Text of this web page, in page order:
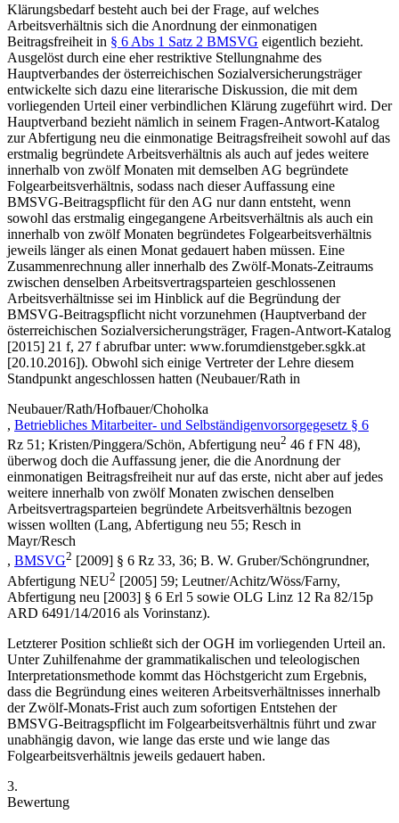
Klärungsbedarf besteht auch bei der Frage, auf welches
Arbeitsverhältnis sich die Anordnung der einmonatigen
Beitragsfreiheit in § 6 Abs 1 Satz 2 BMSVG eigentlich bezieht.
Ausgelöst durch eine eher restriktive Stellungnahme des
Hauptverbandes der österreichischen Sozialversicherungsträger
entwickelte sich dazu eine literarische Diskussion, die mit dem
vorliegenden Urteil einer verbindlichen Klärung zugeführt wird. Der
Hauptverband bezieht nämlich in seinem Fragen-Antwort-Katalog
zur Abfertigung neu die einmonatige Beitragsfreiheit sowohl auf das
erstmalig begründete Arbeitsverhältnis als auch auf jedes weitere
innerhalb von zwölf Monaten mit demselben AG begründete
Folgearbeitsverhältnis, sodass nach dieser Auffassung eine
BMSVG-Beitragspflicht für den AG nur dann entsteht, wenn
sowohl das erstmalig eingegangene Arbeitsverhältnis als auch ein
innerhalb von zwölf Monaten begründetes Folgearbeitsverhältnis
jeweils länger als einen Monat gedauert haben müssen. Eine
Zusammenrechnung aller innerhalb des Zwölf-Monats-Zeitraums
zwischen denselben Arbeitsvertragsparteien geschlossenen
Arbeitsverhältnisse sei im Hinblick auf die Begründung der
BMSVG-Beitragspflicht nicht vorzunehmen (Hauptverband der
österreichischen Sozialversicherungsträger, Fragen-Antwort-Katalog
[2015] 21 f, 27 f abrufbar unter: www.forumdienstgeber.sgkk.at
[20.10.2016]). Obwohl sich einige Vertreter der Lehre diesem
Standpunkt angeschlossen hatten (Neubauer/Rath in
Neubauer/Rath/Hofbauer/Choholka
, Betriebliches Mitarbeiter- und Selbständigenvorsorgegesetz § 6
Rz 51 ; Kristen/Pinggera/Schön, Abfertigung neu2 46 f FN 48),
überwog doch die Auffassung jener, die die Anordnung der
einmonatigen Beitragsfreiheit nur auf das erste, nicht aber auf jedes
weitere innerhalb von zwölf Monaten zwischen denselben
Arbeitsvertragsparteien begründete Arbeitsverhältnis bezogen
wissen wollten (Lang, Abfertigung neu 55; Resch in
Mayr/Resch
, BMSVG2 [2009] § 6 Rz 33, 36; B. W. Gruber/Schöngrundner,
Abfertigung NEU2 [2005] 59; Leutner/Achitz/Wöss/Farny,
Abfertigung neu [2003] § 6 Erl 5 sowie OLG Linz 12 Ra 82/15p
ARD 6491/14/2016 als Vorinstanz).
Letzterer Position schließt sich der OGH im vorliegenden Urteil an.
Unter Zuhilfenahme der grammatikalischen und teleologischen
Interpretationsmethode kommt das Höchstgericht zum Ergebnis,
dass die Begründung eines weiteren Arbeitsverhältnisses innerhalb
der Zwölf-Monats-Frist auch zum sofortigen Entstehen der
BMSVG-Beitragspflicht im Folgearbeitsverhältnis führt und zwar
unabhängig davon, wie lange das erste und wie lange das
Folgearbeitsverhältnis jeweils gedauert haben.
3.
Bewertung